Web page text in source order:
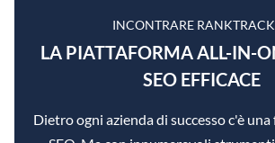
INCONTRARE
LA PIATTAFORMA ALL-IN-
SEO EFFICACE
Dietro ogni azienda di successo c'è